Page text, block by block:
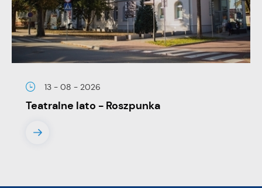
13 - 08 - 2026
Teatralne lato - Roszpunka